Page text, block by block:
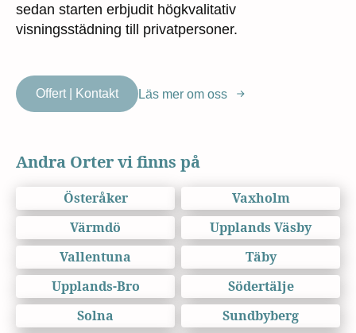
sedan starten erbjudit högkvalitativ
visningsstädning till privatpersoner.
Offert | Kontakt Läs mer om oss
Andra Orter vi finns på
Österåker
Vaxholm
Värmdö
Upplands Väsby
Vallentuna
Täby
Upplands-Bro
Södertälje
Solna
Sundbyberg